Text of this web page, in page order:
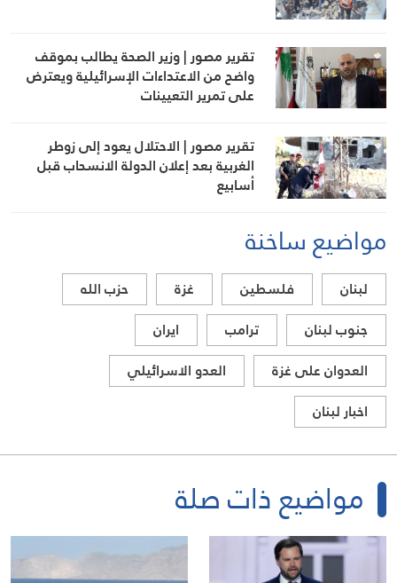
تقرير مصور | وزير الصحة يطالب بموقف
واضح من الاعتداءات الإسرائيلية ويعترض
على تمرير التعيينات
تقرير مصور | الاحتلال يعود إلى زوطر
الغربية بعد إعلان الدولة الانسحاب قبل
أسابيع
مواضيع ساخنة
لبنان فلسطين غزة
حزب الله
جنوب لبنان
ترامب
ايران
العدوان على غزة
العدو الاسرائيلي
اخبار لبنان
مواضيع ذات صلة